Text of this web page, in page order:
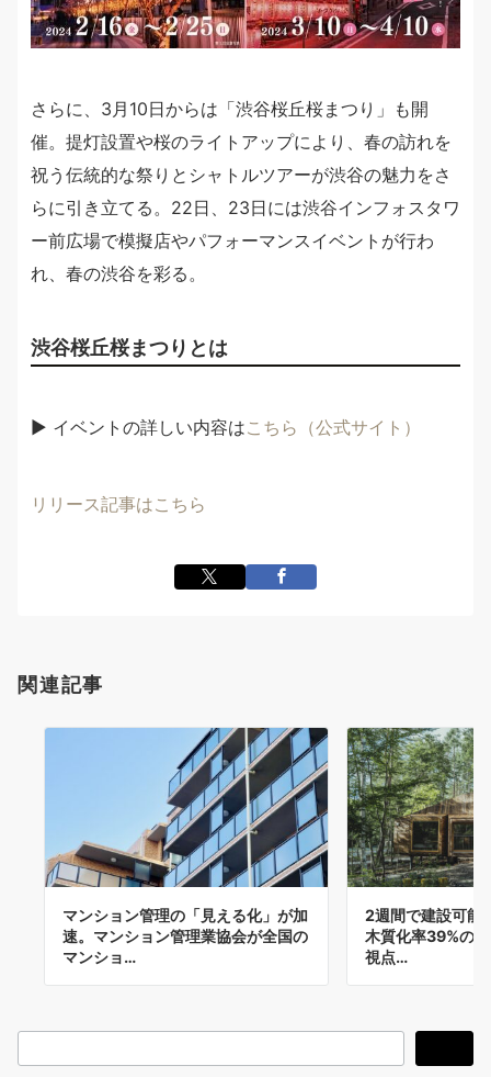
さらに、3月10日からは「渋谷桜丘桜まつり」も開
催。提灯設置や桜のライトアップにより、春の訪れを
祝う伝統的な祭りとシャトルツアーが渋谷の魅力をさ
らに引き立てる。22日、23日には渋谷インフォスタワ
ー前広場で模擬店やパフォーマンスイベントが行わ
れ、春の渋谷を彩る。
渋谷桜丘桜まつりとは
▶︎ イベントの詳しい内容はこちら（公式サイト）
リリース記事はこちら
関連記事
マンション管理の「見える化」が加
速。マンション管理業協会が全国の
マンショ…
2週間で建設可能
木質化率39%の
視点…
索